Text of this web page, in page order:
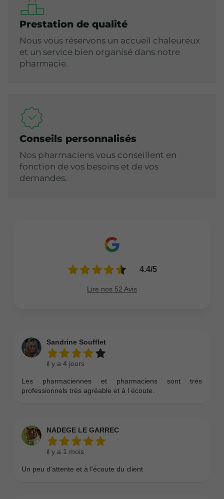
Prestation de qualité
Nous vous réservons un accueil chaleureux
et un service bien organisé dans notre
pharmacie.
Conseils personnalisés
Nos pharmaciens vous conseillent en
fonction de vos besoins et de vos
demandes.